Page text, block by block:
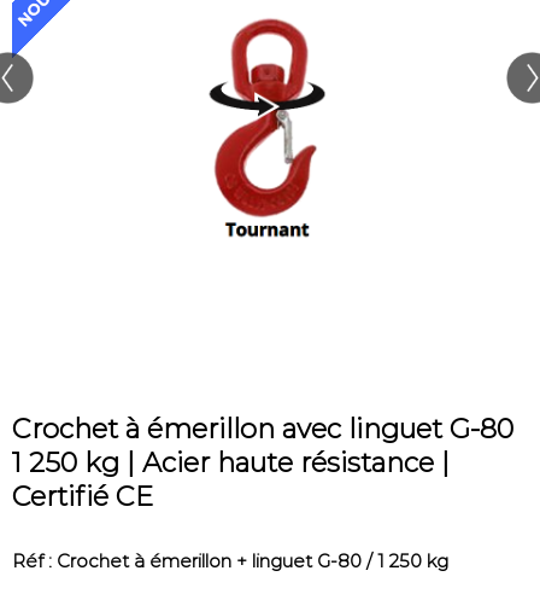
Crochet à émerillon avec linguet G-80
1 250 kg | Acier haute résistance |
Certifié CE
Réf : Crochet à émerillon + linguet G-80 / 1 250 kg